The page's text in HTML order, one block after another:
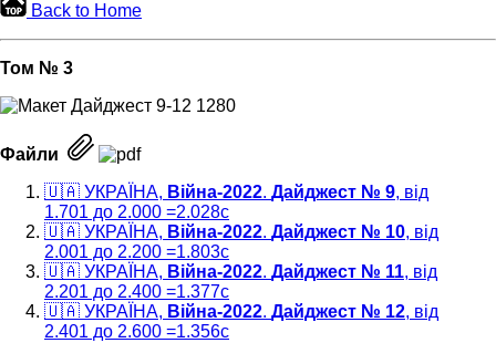
Back to Home
Том № 3
Файли
🇺🇦 УКРАЇНА, Війна-2022. Дайджест № 9, від
1.701 до 2.000 =2.028c
🇺🇦 УКРАЇНА, Війна-2022. Дайджест № 10, від
2.001 до 2.200 =1.803c
🇺🇦 УКРАЇНА, Війна-2022. Дайджест № 11, від
2.201 до 2.400 =1.377c
🇺🇦 УКРАЇНА, Війна-2022. Дайджест № 12, від
2.401 до 2.600 =1.356c